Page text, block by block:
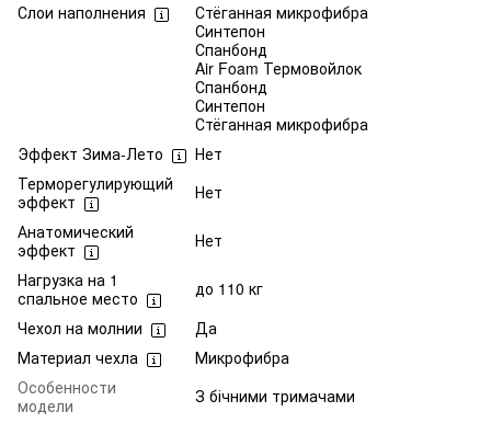
Слои наполнения
Стёганная микрофибра
Синтепон
Спанбонд
Air Foam Термовойлок
Спанбонд
Синтепон
Стёганная микрофибра
Эффект Зима-Лето
Нет
Терморегулирующий
эффект
Нет
Анатомический
эффект
Нет
Нагрузка на 1
спальное место
до 110 кг
Чехол на молнии
Да
Материал чехла
Микрофибра
Особенности
модели
З бічними тримачами